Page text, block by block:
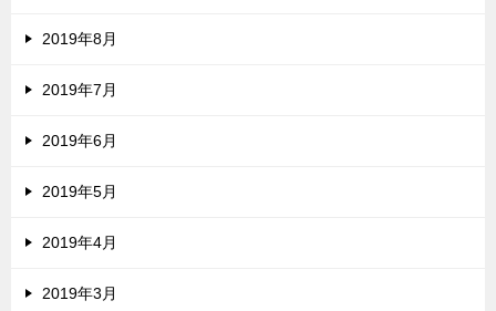
2019年8月
2019年7月
2019年6月
2019年5月
2019年4月
2019年3月